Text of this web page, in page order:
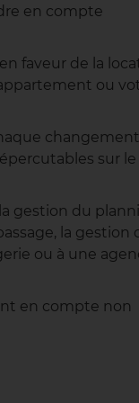
en compte
faveur de la
ou
sur le
gestion du
la gestion
ou à une
en compte non